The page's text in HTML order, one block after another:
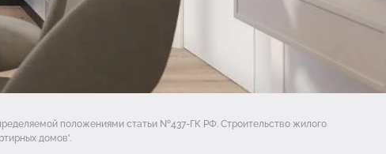
положениями статьи №437-ГК РФ. Строительство жилого
домов'.